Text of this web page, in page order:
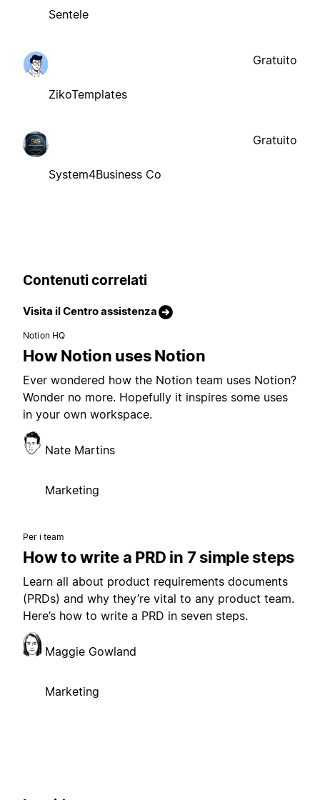
Sentele
ZikoTemplates
Gratuito
System4Business Co
Gratuito
Contenuti correlati
Visita il Centro assistenza
Notion HQ
How Notion uses Notion
Ever wondered how the Notion team uses Notion?
Wonder no more. Hopefully it inspires some uses
in your own workspace.
Nate Martins
Marketing
Per i team
How to write a PRD in 7 simple steps
Learn all about product requirements documents
(PRDs) and why they’re vital to any product team.
Here’s how to write a PRD in seven steps.
Maggie Gowland
Marketing